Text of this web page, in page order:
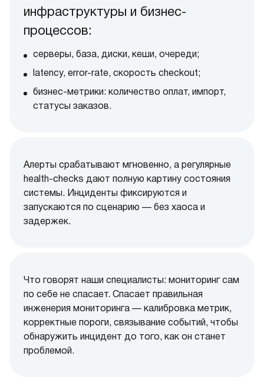
инфраструктуры и бизнес-
процессов:
серверы, база, диски, кеши, очереди;
latency, error-rate, скорость checkout;
бизнес-метрики: количество оплат, импорт,
статусы заказов.
Алерты срабатывают мгновенно, а регулярные
health-checks дают полную картину состояния
системы. Инциденты фиксируются и
запускаются по сценарию — без хаоса и
задержек.
Что говорят наши специалисты: мониторинг сам
по себе не спасает. Спасает правильная
инженерия мониторинга — калибровка метрик,
корректные пороги, связывание событий, чтобы
обнаружить инцидент до того, как он станет
проблемой.